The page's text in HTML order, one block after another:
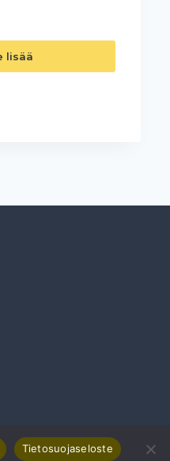
lisää
Tietosuojaseloste